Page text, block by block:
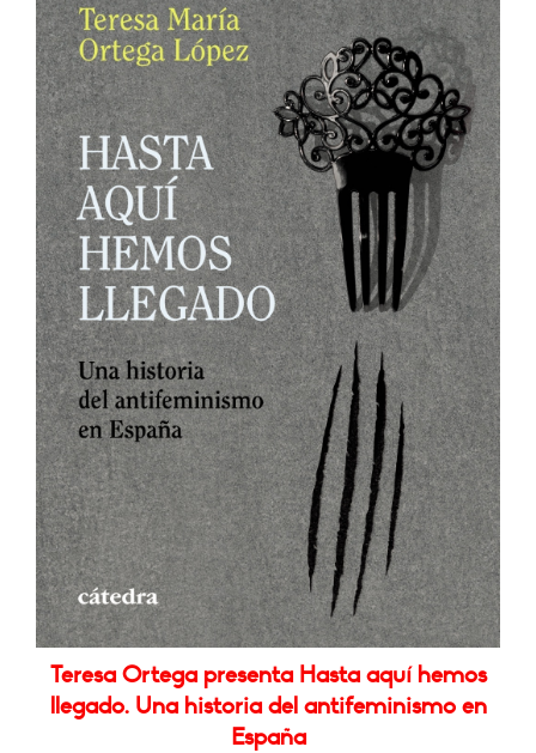
Teresa Ortega presenta Hasta aquí hemos
llegado. Una historia del antifeminismo en
España